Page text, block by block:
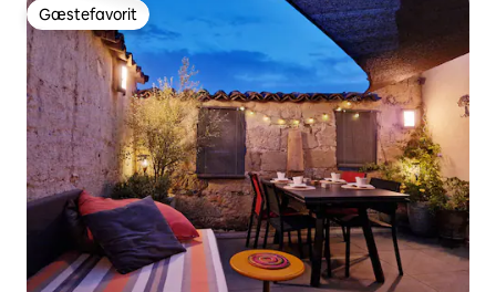
Gæstefavorit
Gæstefavorit